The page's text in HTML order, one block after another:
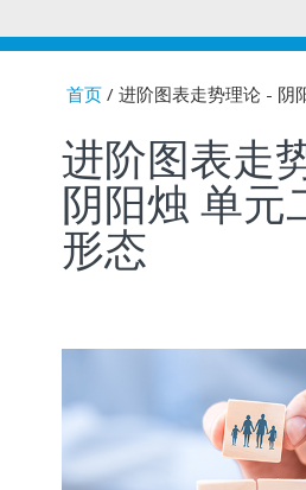
You are here
首页/ 进阶图表走势理论 - 阴
进阶图表走
阴阳烛 单元
形态